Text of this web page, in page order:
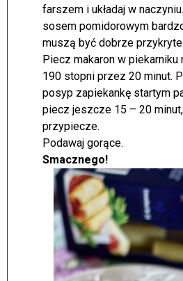
farszem i układaj w
sosem pomidorowym
muszą być dobrze przykryte.
Piecz makaron w piekarniku
190 stopni przez 20 minut.
posyp zapiekankę startym
piecz jeszcze 15 – 20
przypiecze.
Podawaj gorące.
Smacznego!